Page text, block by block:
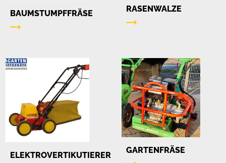
BAUMSTUMPFFRÄSE
RASENWALZE
ELEKTROVERTIKUTIERER
GARTENFRÄSE